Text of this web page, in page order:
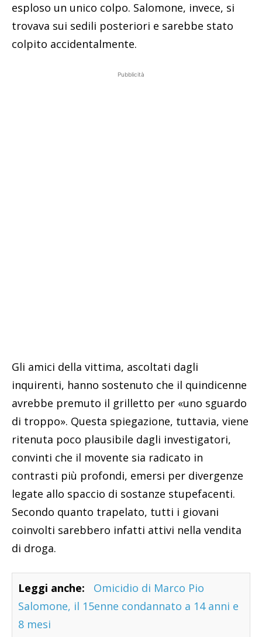
esploso un unico colpo. Salomone, invece, si
trovava sui sedili posteriori e sarebbe stato
colpito accidentalmente.
Pubblicità
Gli amici della vittima, ascoltati dagli
inquirenti, hanno sostenuto che il quindicenne
avrebbe premuto il grilletto per «uno sguardo
di troppo». Questa spiegazione, tuttavia, viene
ritenuta poco plausibile dagli investigatori,
convinti che il movente sia radicato in
contrasti più profondi, emersi per divergenze
legate allo spaccio di sostanze stupefacenti.
Secondo quanto trapelato, tutti i giovani
coinvolti sarebbero infatti attivi nella vendita
di droga.
Leggi anche:
Omicidio di Marco Pio
Salomone, il 15enne condannato a 14 anni e
8 mesi